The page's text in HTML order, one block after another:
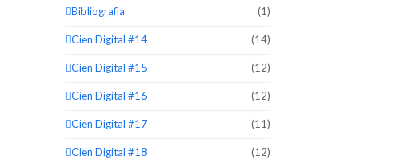
Bibliografia (1)
Cien Digital #14 (14)
Cien Digital #15 (12)
Cien Digital #16 (12)
Cien Digital #17 (11)
Cien Digital #18 (12)